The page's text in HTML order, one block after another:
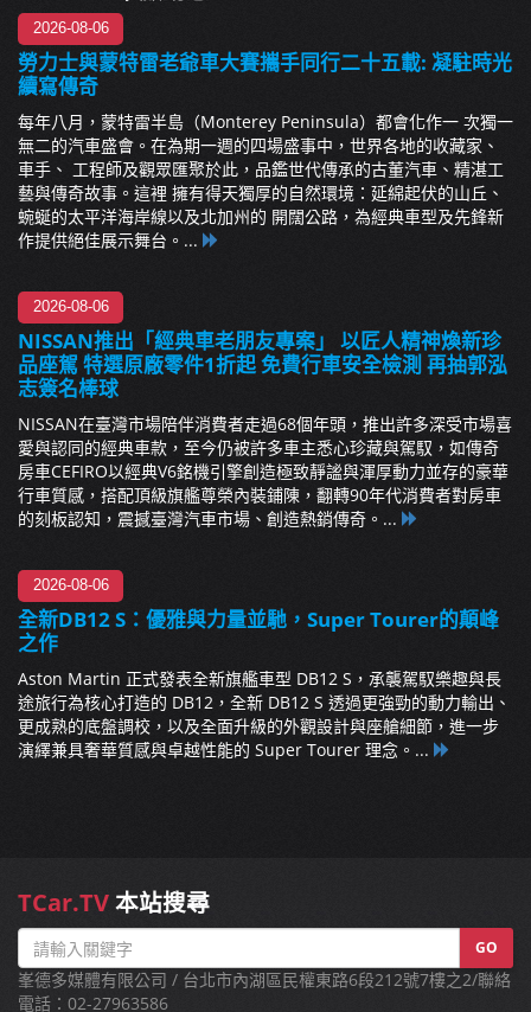
2026-08-06
勞力士與蒙特雷老爺車大賽攜手同行二十五載: 凝駐時光
續寫傳奇
每年八月，蒙特雷半島（Monterey Peninsula）都會化作一 次獨一
無二的汽車盛會。在為期一週的四場盛事中，世界各地的收藏家、
車手、 工程師及觀眾匯聚於此，品鑑世代傳承的古董汽車、精湛工
藝與傳奇故事。這裡 擁有得天獨厚的自然環境：延綿起伏的山丘、
蜿蜒的太平洋海岸線以及北加州的 開闊公路，為經典車型及先鋒新
作提供絕佳展示舞台。...
2026-08-06
NISSAN推出「經典車老朋友專案」 以匠人精神煥新珍
品座駕 特選原廠零件1折起 免費行車安全檢測 再抽郭泓
志簽名棒球
NISSAN在臺灣市場陪伴消費者走過68個年頭，推出許多深受市場喜
愛與認同的經典車款，至今仍被許多車主悉心珍藏與駕馭，如傳奇
房車CEFIRO以經典V6銘機引擎創造極致靜謐與渾厚動力並存的豪華
行車質感，搭配頂級旗艦尊榮內裝鋪陳，翻轉90年代消費者對房車
的刻板認知，震撼臺灣汽車市場、創造熱銷傳奇。...
2026-08-06
全新DB12 S：優雅與力量並馳，Super Tourer的顛峰
之作
Aston Martin 正式發表全新旗艦車型 DB12 S，承襲駕馭樂趣與長
途旅行為核心打造的 DB12，全新 DB12 S 透過更強勁的動力輸出、
更成熟的底盤調校，以及全面升級的外觀設計與座艙細節，進一步
演繹兼具奢華質感與卓越性能的 Super Tourer 理念。...
TCar.TV本站搜尋
GO
峯德多媒體有限公司 / 台北市內湖區民權東路6段212號7樓之2/聯絡
電話：02-27963586